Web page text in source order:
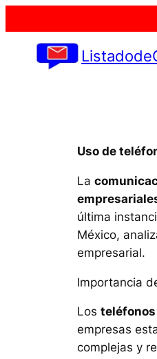
al
contenido
Uso de
La
última
México,
empresarial.
Importancia
Los
empresas
complejas y